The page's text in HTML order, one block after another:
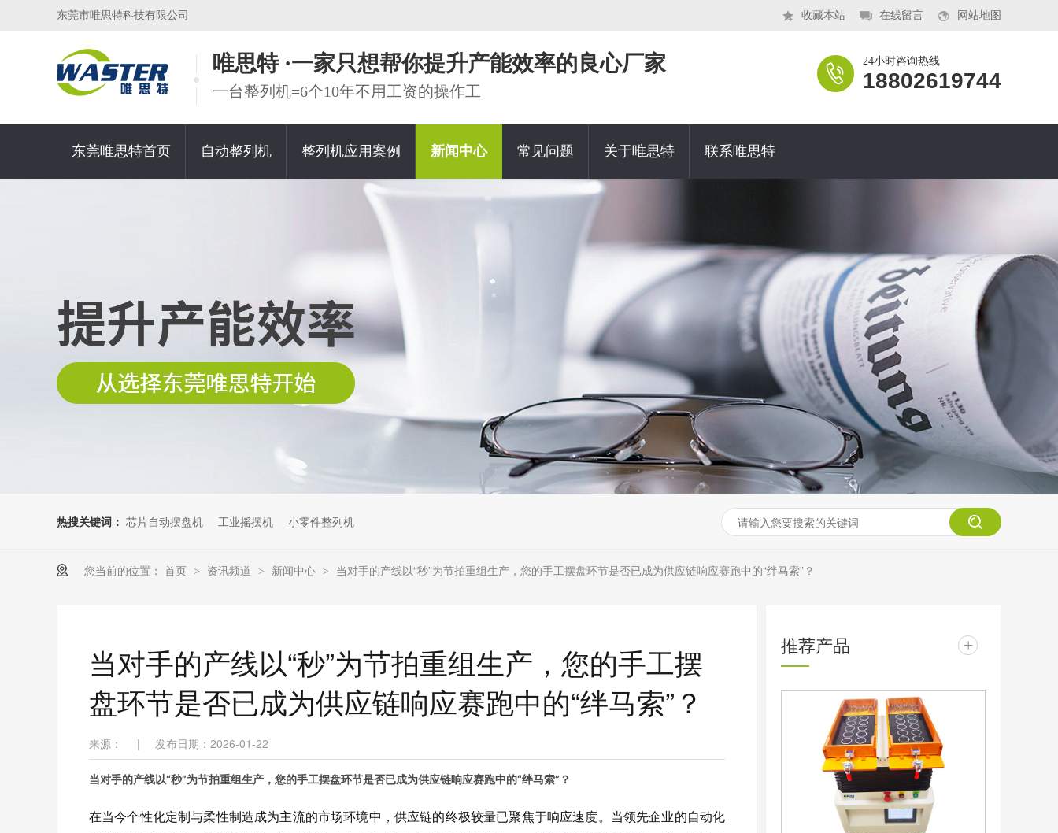
收藏本站 在线留言 网站地图
东莞市唯思特科技有限公司
唯思特 ·一家只想帮你提升产能效率的良心厂家
一台整列机=6个10年不用工资的操作工
24小时咨询热线
18802619744
东莞唯思特首页 自动整列机 整列机应用案例 新闻中心 常见问题 关于唯思特 联系唯思特
热搜关键词： 芯片自动摆盘机 工业摇摆机 小零件整列机
您当前的位置： 首页 > 资讯频道 > 新闻中心 > 当对手的产线以“秒”为节拍重组生产，您的手工摆盘环节是否已成为供应链响应赛跑中的“绊马索”？
当对手的产线以“秒”为节拍重组生产，您的手工摆
盘环节是否已成为供应链响应赛跑中的“绊马索”？
来源： | 发布日期：2026-01-22
当对手的产线以“秒”为节拍重组生产，您的手工摆盘环节是否已成为供应链响应赛跑中的“绊马索”？
在当今个性化定制与柔性制造成为主流的市场环境中，供应链的终极较量已聚焦于响应速度。当领先企业的自动化
推荐产品 +